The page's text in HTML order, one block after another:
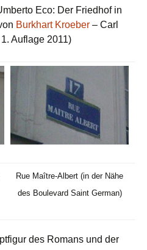
Eco: Der Friedhof in
Burkhart Kroeber – Carl
Auflage 2011)
Rue Maître-Albert (in der Nähe
des Boulevard Saint German)
des Romans und der